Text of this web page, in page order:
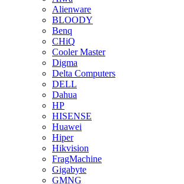
Alienware
BLOODY
Benq
CHiQ
Cooler Master
Digma
Delta Computers
DELL
Dahua
HP
HISENSE
Huawei
Hiper
Hikvision
FragMachine
Gigabyte
GMNG